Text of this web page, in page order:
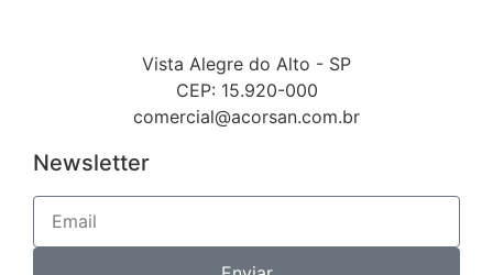
Vista Alegre do Alto - SP
CEP: 15.920-000
comercial@acorsan.com.br
Newsletter